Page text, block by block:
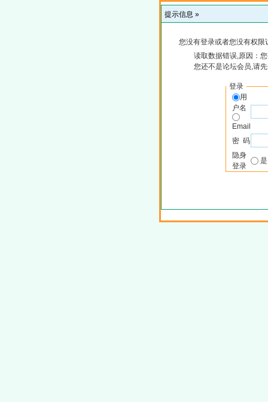
提示信息 »
您没有登录或者您没有权
读取数据错误,原因：
您还不是论坛会员,请
登录
用
户名
Email
密 码
隐身
登录